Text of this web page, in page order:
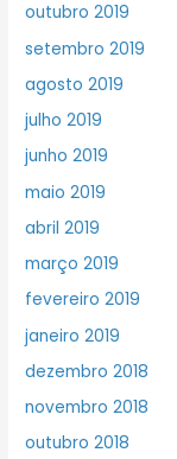
outubro 2019
setembro 2019
agosto 2019
julho 2019
junho 2019
maio 2019
abril 2019
março 2019
fevereiro 2019
janeiro 2019
dezembro 2018
novembro 2018
outubro 2018